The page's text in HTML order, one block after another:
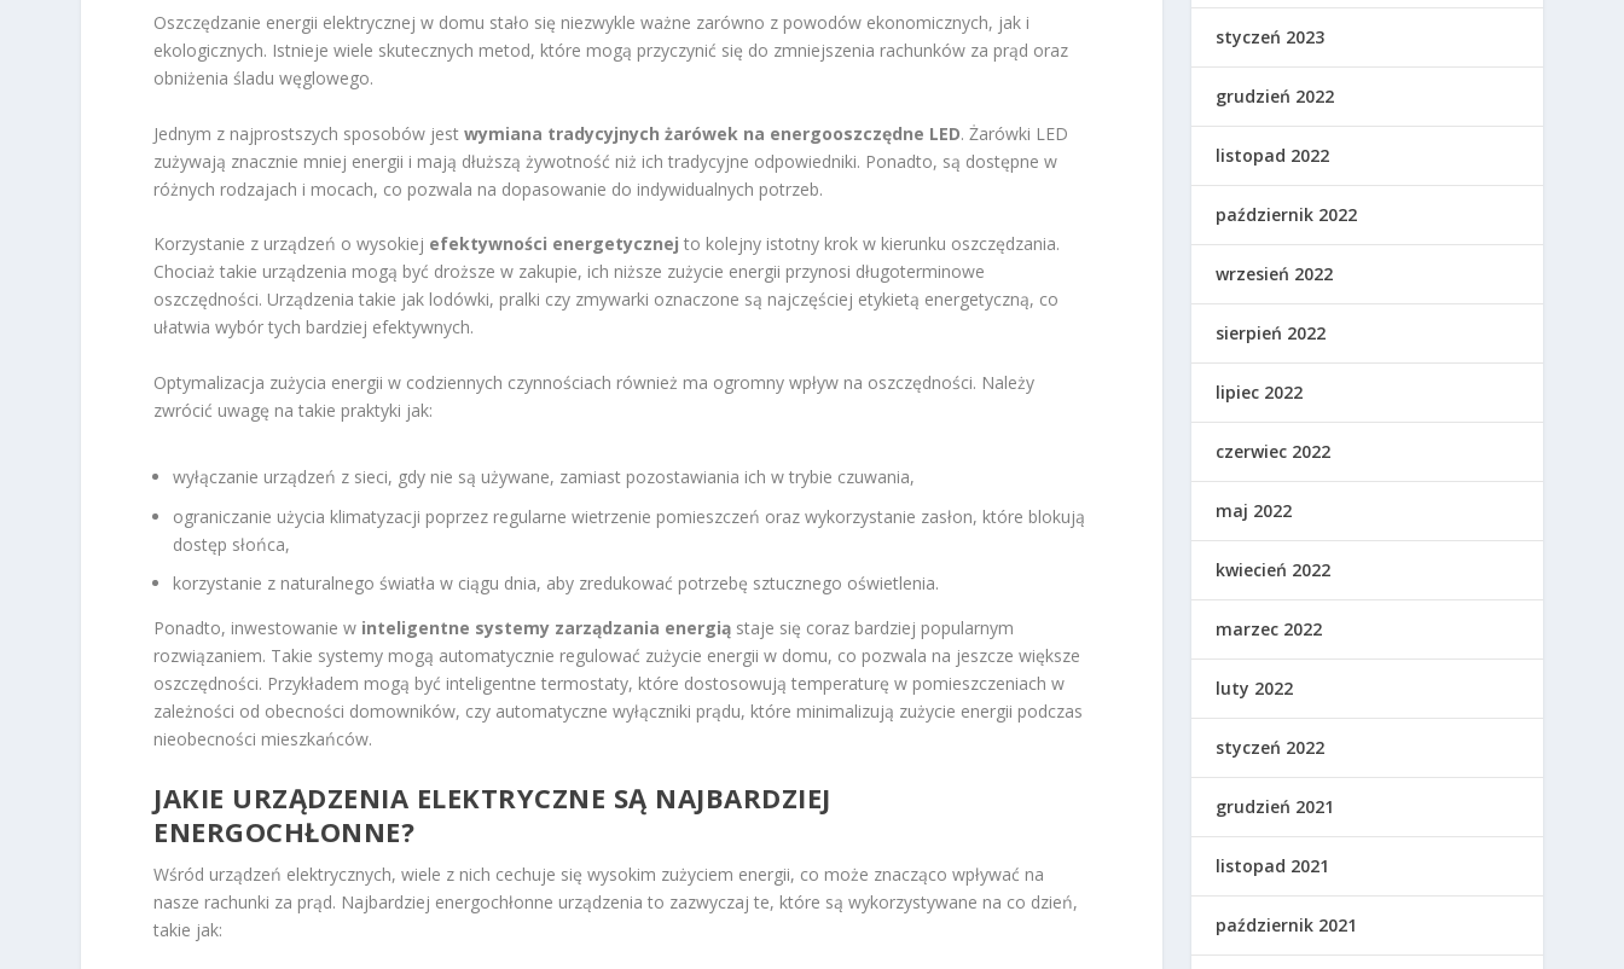
Oszczędzanie energii elektrycznej w domu stało się niezwykle ważne zarówno z powodów ekonomicznych, jak i
ekologicznych. Istnieje wiele skutecznych metod, które mogą przyczynić się do zmniejszenia rachunków za prąd oraz
obniżenia śladu węglowego.
Jednym z najprostszych sposobów jestwymiana tradycyjnych żarówek na energooszczędne LED. Żarówki LED
zużywają znacznie mniej energii i mają dłuższą żywotność niż ich tradycyjne odpowiedniki. Ponadto, są dostępne w
różnych rodzajach i mocach, co pozwala na dopasowanie do indywidualnych potrzeb.
Korzystanie z urządzeń o wysokiej efektywności energetycznej to kolejny istotny krok w kierunku oszczędzania.
Chociaż takie urządzenia mogą być droższe w zakupie, ich niższe zużycie energii przynosi długoterminowe
oszczędności. Urządzenia takie jak lodówki, pralki czy zmywarki oznaczone są najczęściej etykietą energetyczną, co
ułatwia wybór tych bardziej efektywnych.
Optymalizacja zużycia energii w codziennych czynnościach również ma ogromny wpływ na oszczędności. Należy
zwrócić uwagę na takie praktyki jak:
wyłączanie urządzeń z sieci, gdy nie są używane, zamiast pozostawiania ich w trybie czuwania,
ograniczanie użycia klimatyzacji poprzez regularne wietrzenie pomieszczeń oraz wykorzystanie zasłon, które blokują
dostęp słońca,
korzystanie z naturalnego światła w ciągu dnia, aby zredukować potrzebę sztucznego oświetlenia.
Ponadto, inwestowanie w inteligentne systemy zarządzania energią staje się coraz bardziej popularnym
rozwiązaniem. Takie systemy mogą automatycznie regulować zużycie energii w domu, co pozwala na jeszcze większe
oszczędności. Przykładem mogą być inteligentne termostaty, które dostosowują temperaturę w pomieszczeniach w
zależności od obecności domowników, czy automatyczne wyłączniki prądu, które minimalizują zużycie energii podczas
nieobecności mieszkańców.
JAKIE URZĄDZENIA ELEKTRYCZNE SĄ NAJBARDZIEJ
ENERGOCHŁONNE?
Wśród urządzeń elektrycznych, wiele z nich cechuje się wysokim zużyciem energii, co może znacząco wpływać na
nasze rachunki za prąd. Najbardziej energochłonne urządzenia to zazwyczaj te, które są wykorzystywane na co dzień,
takie jak:
styczeń 2023
grudzień 2022
listopad 2022
październik 2022
wrzesień 2022
sierpień 2022
lipiec 2022
czerwiec 2022
maj 2022
kwiecień 2022
marzec 2022
luty 2022
styczeń 2022
grudzień 2021
listopad 2021
październik 2021